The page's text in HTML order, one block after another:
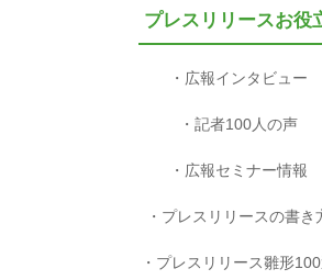
プレスリリースお役
広報インタビュー
記者100人の声
広報セミナー情報
プレスリリースの書き
プレスリリース雛形